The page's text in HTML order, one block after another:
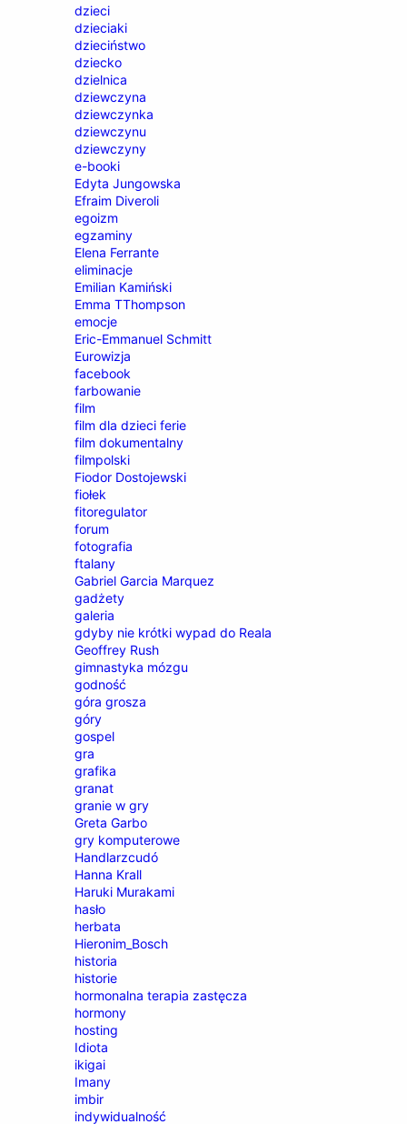
dzieci
dzieciaki
dzieciństwo
dziecko
dzielnica
dziewczyna
dziewczynka
dziewczynu
dziewczyny
e-booki
Edyta Jungowska
Efraim Diveroli
egoizm
egzaminy
Elena Ferrante
eliminacje
Emilian Kamiński
Emma TThompson
emocje
Eric-Emmanuel Schmitt
Eurowizja
facebook
farbowanie
film
film dla dzieci ferie
film dokumentalny
filmpolski
Fiodor Dostojewski
fiołek
fitoregulator
forum
fotografia
ftalany
Gabriel Garcia Marquez
gadżety
galeria
gdyby nie krótki wypad do Reala
Geoffrey Rush
gimnastyka mózgu
godność
góra grosza
góry
gospel
gra
grafika
granat
granie w gry
Greta Garbo
gry komputerowe
Handlarzcudó
Hanna Krall
Haruki Murakami
hasło
herbata
Hieronim_Bosch
historia
historie
hormonalna terapia zastęcza
hormony
hosting
Idiota
ikigai
Imany
imbir
indywidualność